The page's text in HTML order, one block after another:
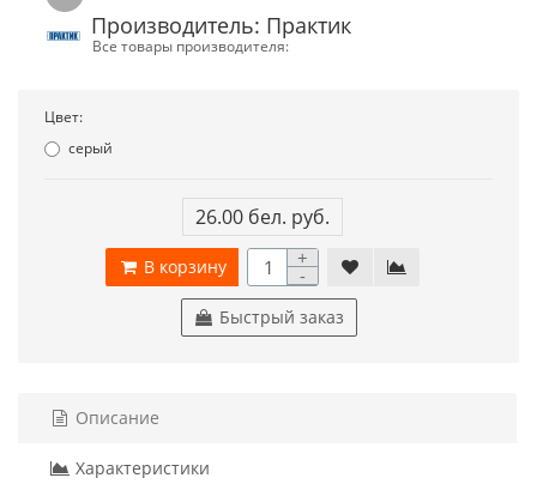
Производитель: Практик
Все товары производителя:
Цвет:
серый
26.00 бел. руб.
В корзину +
-
Быстрый заказ
Описание
Характеристики